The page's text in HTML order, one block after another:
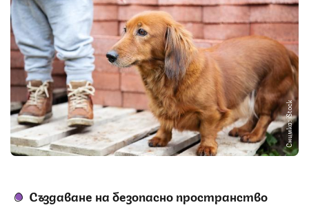
Снимка: iStock
Създаване на безопасно пространство